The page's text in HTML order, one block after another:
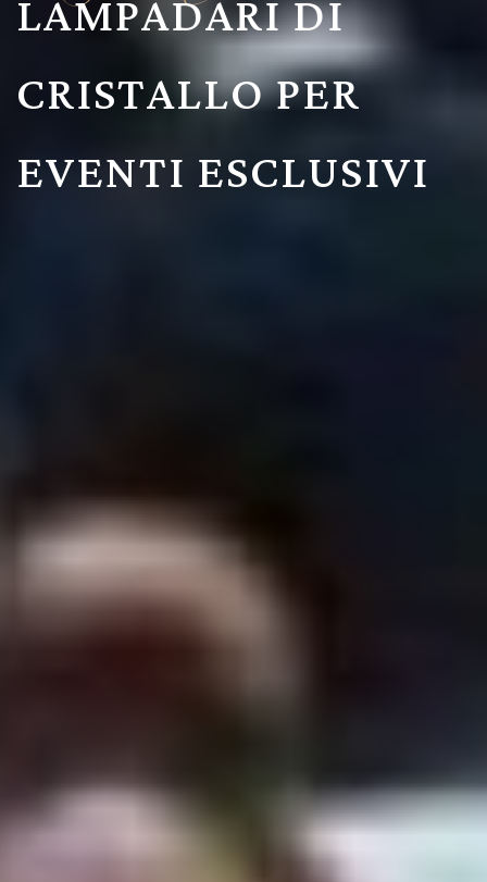
LAMPADARI DI
CRISTALLO PER
EVENTI ESCLUSIVI